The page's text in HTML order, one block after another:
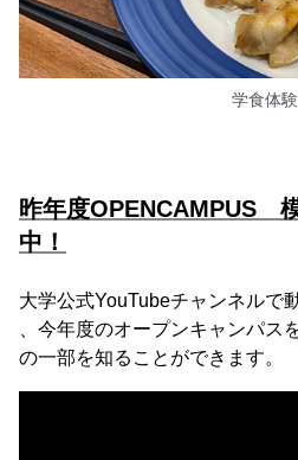
学食体験
昨年度OPENCAMPUS
中！
大学公式YouTubeチャンネルで
、今年度のオープンキャンパス
の一部を知ることができます。